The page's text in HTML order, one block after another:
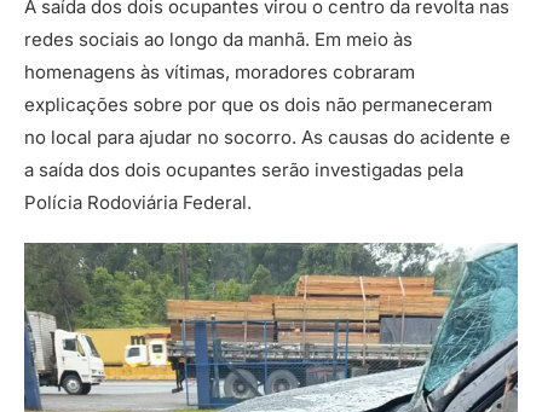
A saída dos dois ocupantes virou o centro da revolta nas
redes sociais ao longo da manhã. Em meio às
homenagens às vítimas, moradores cobraram
explicações sobre por que os dois não permaneceram
no local para ajudar no socorro. As causas do acidente e
a saída dos dois ocupantes serão investigadas pela
Polícia Rodoviária Federal.